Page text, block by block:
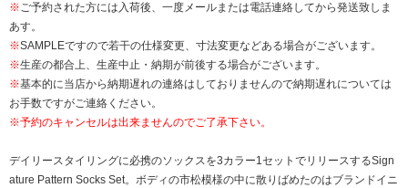
※ご予約された方には入荷後、一度メールまたは電話連絡してから発送致しま
あす。
※SAMPLEですので若干の仕様変更、寸法変更などある場合がございます。
※生産の都合上、生産中止・納期が前後する場合がございます。
※基本的に当店から納期遅れの連絡はしておりませんので納期遅れについては
お手数ですがご連絡ください。
※予約のキャンセルは出来ませんのでご了承下さい。
デイリースタイリングに必携のソックスを3カラー1セットでリリースするSign
ature Pattern Socks Set。ボディの市松模様の中に散りばめたのはブランドイニ